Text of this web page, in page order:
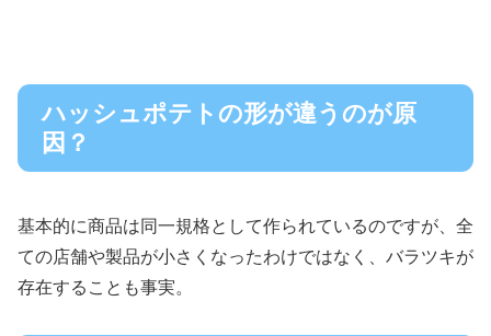
ハッシュポテトの形が違うのが原
因？
基本的に商品は同一規格として作られているのですが、全
ての店舗や製品が小さくなったわけではなく、バラツキが
存在することも事実。